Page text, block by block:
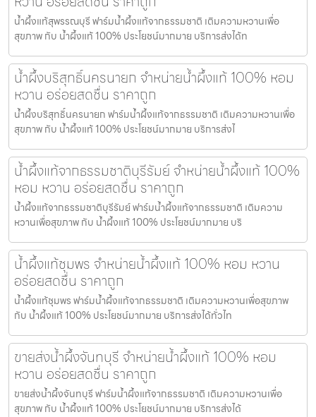
น้ำผึ้งแท้สุพรรณบุรี ฟาร์มน้ำผึ้งแท้จากธรรมชาติ เติมความหวานเพื่อ
สุขภาพ กับ น้ำผึ้งแท้ 100% ประโยชน์มากมาย บริการส่งได้ท
น้ำผึ้งบริสุทธิ์นครนายก จำหน่ายน้ำผึ้งแท้ 100% หอม
หวาน อร่อยสดชื่น ราคาถูก
น้ำผึ้งบริสุทธิ์นครนายก ฟาร์มน้ำผึ้งแท้จากธรรมชาติ เติมความหวานเพื่อ
สุขภาพ กับ น้ำผึ้งแท้ 100% ประโยชน์มากมาย บริการส่งไ
น้ำผึ้งแท้จากธรรมชาติบุรีรัมย์ จำหน่ายน้ำผึ้งแท้ 100%
หอม หวาน อร่อยสดชื่น ราคาถูก
น้ำผึ้งแท้จากธรรมชาติบุรีรัมย์ ฟาร์มน้ำผึ้งแท้จากธรรมชาติ เติมความ
หวานเพื่อสุขภาพ กับ น้ำผึ้งแท้ 100% ประโยชน์มากมาย บริ
น้ำผึ้งแท้ชุมพร จำหน่ายน้ำผึ้งแท้ 100% หอม หวาน
อร่อยสดชื่น ราคาถูก
น้ำผึ้งแท้ชุมพร ฟาร์มน้ำผึ้งแท้จากธรรมชาติ เติมความหวานเพื่อสุขภาพ
กับ น้ำผึ้งแท้ 100% ประโยชน์มากมาย บริการส่งได้ทั่วไท
ขายส่งน้ำผึ้งจันทบุรี จำหน่ายน้ำผึ้งแท้ 100% หอม
หวาน อร่อยสดชื่น ราคาถูก
ขายส่งน้ำผึ้งจันทบุรี ฟาร์มน้ำผึ้งแท้จากธรรมชาติ เติมความหวานเพื่อ
สุขภาพ กับ น้ำผึ้งแท้ 100% ประโยชน์มากมาย บริการส่งได้